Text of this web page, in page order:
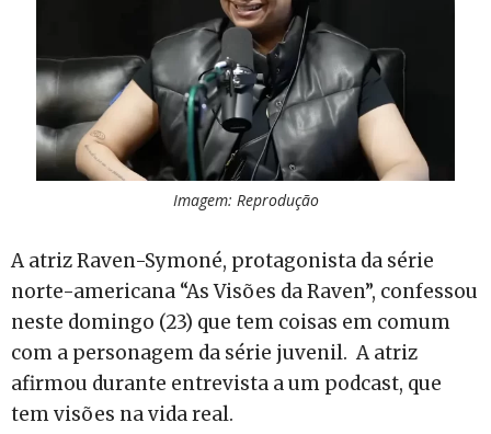
Imagem: Reprodução
A atriz Raven-Symoné, protagonista da série
norte-americana “As Visões da Raven”, confessou
neste domingo (23) que tem coisas em comum
com a personagem da série juvenil. A atriz
afirmou durante entrevista a um podcast, que
tem visões na vida real.